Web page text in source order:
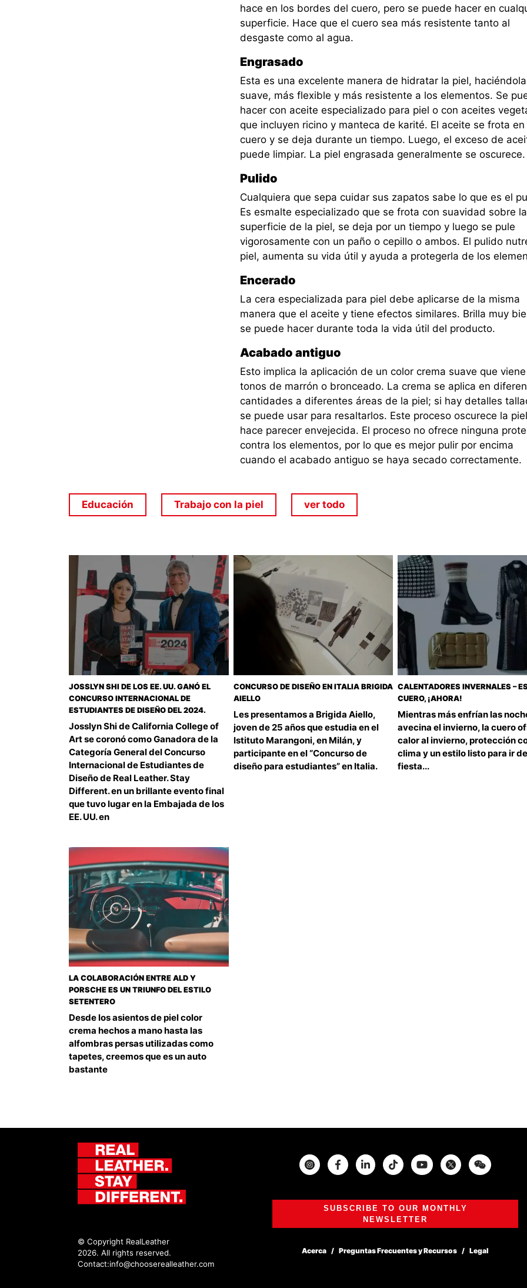
hace en los bordes del cuero, pero se puede hacer en
superficie. Hace que el cuero sea más resistente tanto al
desgaste como al agua.
Engrasado
Esta es una excelente manera de hidratar la piel,
suave, más flexible y más resistente a los elementos. Se
hacer con aceite especializado para piel o con aceites
que incluyen ricino y manteca de karité. El aceite se frota en
cuero y se deja durante un tiempo. Luego, el exceso de
puede limpiar. La piel engrasada generalmente se oscurece.
Pulido
Cualquiera que sepa cuidar sus zapatos sabe lo que es el
Es esmalte especializado que se frota con suavidad sobre la
superficie de la piel, se deja por un tiempo y luego se pule
vigorosamente con un paño o cepillo o ambos. El pulido
piel, aumenta su vida útil y ayuda a protegerla de los
Encerado
La cera especializada para piel debe aplicarse de la misma
manera que el aceite y tiene efectos similares. Brilla muy
se puede hacer durante toda la vida útil del producto.
Acabado antiguo
Esto implica la aplicación de un color crema suave que
tonos de marrón o bronceado. La crema se aplica en
cantidades a diferentes áreas de la piel; si hay detalles
se puede usar para resaltarlos. Este proceso oscurece la
hace parecer envejecida. El proceso no ofrece ninguna
contra los elementos, por lo que es mejor pulir por encima
cuando el acabado antiguo se haya secado correctamente.
Educación Trabajo con la piel ver todo
JOSSLYN SHI DE LOS EE. UU. GANÓ EL
CONCURSO INTERNACIONAL DE
ESTUDIANTES DE DISEÑO DEL 2024.
Josslyn Shi de California College of
Art se coronó como Ganadora de la
Categoría General del Concurso
Internacional de Estudiantes de
Diseño de Real Leather. Stay
Different. en un brillante evento final
que tuvo lugar en la Embajada de los
EE. UU. en
CONCURSO DE DISEÑO EN ITALIA BRIGIDA
AIELLO
Les presentamos a Brigida Aiello,
joven de 25 años que estudia en el
Istituto Marangoni, en Milán, y
participante en el “Concurso de
diseño para estudiantes” en Italia.
CALENTADORES INVERNALES –
CUERO, ¡AHORA!
Mientras más enfrían las
avecina el invierno, la cuero
calor al invierno, protección
clima y un estilo listo para ir de
fiesta...
LA COLABORACIÓN ENTRE ALD Y
PORSCHE ES UN TRIUNFO DEL ESTILO
SETENTERO
Desde los asientos de piel color
crema hechos a mano hasta las
alfombras persas utilizadas como
tapetes, creemos que es un auto
bastante
© Copyright RealLeather
2026. All rights reserved.
Contact:info@chooserealleather.com
InstagramFacebook Twitter
SUBSCRIBE TO OUR MONTHLY
NEWSLETTER
Acerca Preguntas Frecuentes y Recursos Legal